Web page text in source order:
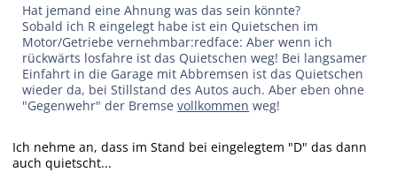
Hat jemand eine Ahnung was das sein könnte?
Sobald ich R eingelegt habe ist ein Quietschen im
Motor/Getriebe vernehmbar:redface: Aber wenn ich
rückwärts losfahre ist das Quietschen weg! Bei langsamer
Einfahrt in die Garage mit Abbremsen ist das Quietschen
wieder da, bei Stillstand des Autos auch. Aber eben ohne
"Gegenwehr" der Bremsevollkommen weg!
Ich nehme an, dass im Stand bei eingelegtem "D" das dann
auch quietscht...